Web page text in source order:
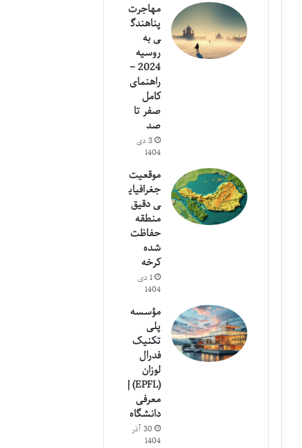
مهاجرت
پناهندگ
ی به
روسیه
2024 –
راهنمای
کامل
صفر تا
صد
3 دی
1404
موقعیت
جغرافیای
ی دقیق
منطقه
حفاظت
شده
کرخه
1 دی
1404
مؤسسه
پلی
تکنیک
فدرال
لوزان
(EPFL) |
معرفی
دانشگاه
30 آذر
1404